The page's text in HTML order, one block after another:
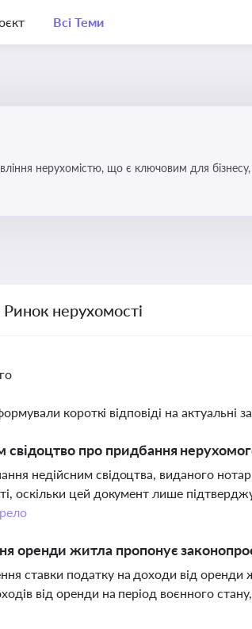
Всі Теми
нерухомістю, що є ключовим для бізнесу,
нерухомості
короткі відповіді на актуальні
про придбання
недійсним свідоцтва, виданого
оскільки цей документ лише
оренди житла пропонує
ставки податку на доходи від оренди
від оренди на період воєнного